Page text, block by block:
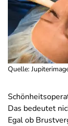
Quelle:
Das bedeutet
Egal ob